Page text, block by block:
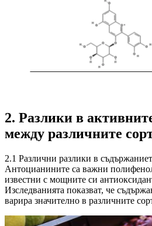
2. Разлики в
между различните
2.1 Различни разлики в
Антоцианините са важни
известни с мощните си
Изследванията показват, че
варира значително в различните